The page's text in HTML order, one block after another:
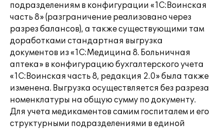
подразделениям в конфигурации «1С:Воинская
часть 8» (разграничение реализовано через
разрез балансов), а также существующими там
доработками стандартная выгрузка
документов из «1С:Медицина 8. Больничная
аптека» в конфигурацию бухгалтерского учета
«1С:Воинская часть 8, редакция 2.0» была также
изменена. Выгрузка осуществляется без разреза
номенклатуры на общую сумму по документу.
Для учета медикаментов самим госпиталем и его
структурными подразделениями в единой